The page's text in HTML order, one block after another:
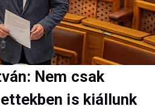
Nem csak
is kiállunk